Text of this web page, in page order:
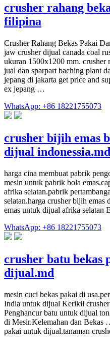
crusher rahang
filipina
Crusher Rahang Bekas Pakai
jaw crusher dijual canada coal
ukuran 1500x1200 mm. crusher
jual dan sparpart baching plant
jepang di jakarta get price and
ex jepang …
WhatsApp: +86 18221755073
crusher bijih emas
dijual indonessia.md
harga cina membuat pabrik
mesin untuk pabrik bola
afrika selatan.pabrik
selatan.harga crusher bijih emas
emas untuk dijual afrika selatan
WhatsApp: +86 18221755073
crusher batu bekas
dijual.md
mesin cuci bekas pakai di
India untuk dijual Kerikil
Penghancur batu untuk dijual
di Mesir.Kelemahan dan Bekas
pakai untuk dijual.tanaman